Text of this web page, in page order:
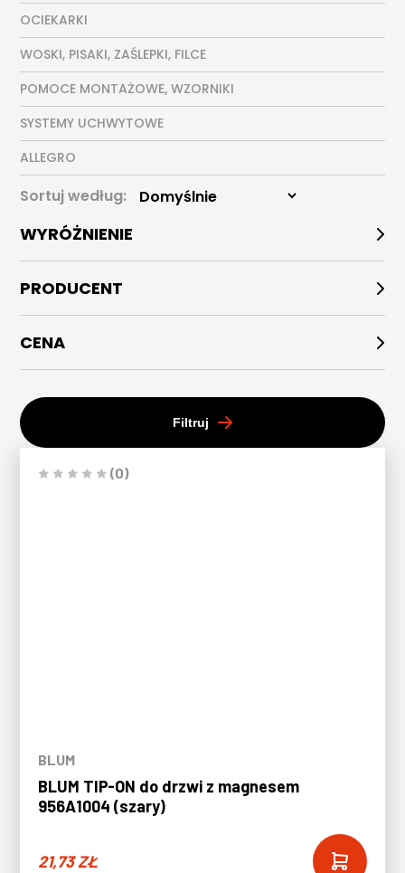
OCIEKARKI
WOSKI, PISAKI, ZAŚLEPKI, FILCE
POMOCE MONTAŻOWE, WZORNIKI
SYSTEMY UCHWYTOWE
ALLEGRO
Sortuj według:
WYRÓŻNIENIE
PRODUCENT
CENA
Filtruj
(0)
BLUM
BLUM TIP-ON do drzwi z magnesem
956A1004 (szary)
21,73ZŁ